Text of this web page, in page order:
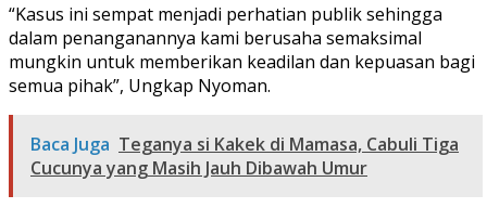
“Kasus ini sempat menjadi perhatian publik sehingga
dalam penanganannya kami berusaha semaksimal
mungkin untuk memberikan keadilan dan kepuasan bagi
semua pihak”, Ungkap Nyoman.
Baca Juga Teganya si Kakek di Mamasa, Cabuli Tiga
Cucunya yang Masih Jauh Dibawah Umur